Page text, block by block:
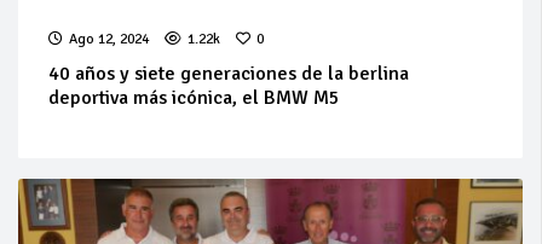
Ago 12, 2024 1.22k 0
40 años y siete generaciones de la berlina
deportiva más icónica, el BMW M5